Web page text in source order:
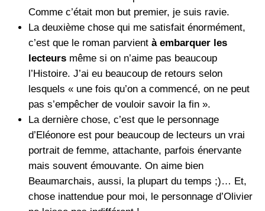
Comme c’était mon but premier, je suis ravie.
La deuxième chose qui me satisfait énormément,
c’est que le roman parvient à embarquer les
lecteurs même si on n’aime pas beaucoup
l’Histoire. J’ai eu beaucoup de retours selon
lesquels « une fois qu’on a commencé, on ne peut
pas s’empêcher de vouloir savoir la fin ».
La dernière chose, c’est que le personnage
d’Eléonore est pour beaucoup de lecteurs un vrai
portrait de femme, attachante, parfois énervante
mais souvent émouvante. On aime bien
Beaumarchais, aussi, la plupart du temps ;)… Et,
chose inattendue pour moi, le personnage d’Olivier